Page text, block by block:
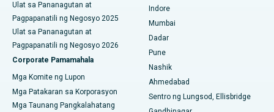
Pinakamahusay na Ospital sa Secunderabad, Hyderabad
Pinakamahusay na Ospital sa Seshadripuram, Bangalore
Pinakamahusay na Ospital sa Waltair Main Road,
Visakhapatnam
Pinakamahusay na Ospital sa Subhash Nagar Road,
Ulat sa Pananagutan at
Pagpapanatili ng Negosyo 2025
Ulat sa Pananagutan at
Pagpapanatili ng Negosyo 2026
Corporate Pamamahala
Mga Komite ng Lupon
Mga Patakaran sa Korporasyon
Mga Taunang Pangkalahatang
Indore
Mumbai
Dadar
Pune
Nashik
Ahmedabad
Sentro ng Lungsod, Ellisbridge